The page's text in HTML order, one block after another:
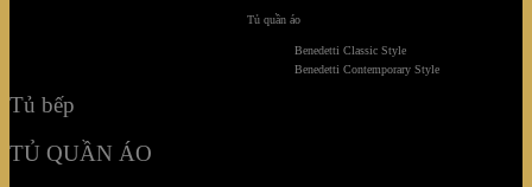
Tủ quần áo
Benedetti Classic Style
Benedetti Contemporary Style
Tủ bếp
TỦ QUẦN ÁO